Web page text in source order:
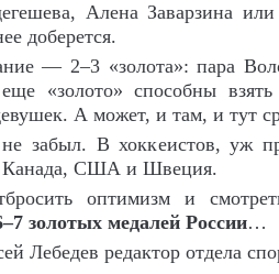
Алена Заварзина
доберется.
— 2–3 «золота»: пара
«золото» способны
А может, и там, и тут
забыл. В хоккеистов, уж
Канада, США и Швеция.
оптимизм и
золотых медалей России…
Лебедев редактор отдела